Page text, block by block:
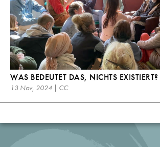
WAS BEDEUTET DAS, NICHTS EXISTIERT?
13 Nov, 2024 | CC